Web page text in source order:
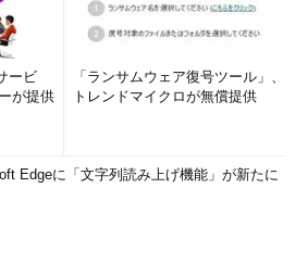
ービ
が提供
「ランサムウェア復号ツール」、
トレンドマイクロが無償提供
Edgeに「文字列読み上げ機能」が新たに